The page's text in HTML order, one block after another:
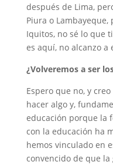
después de Lima,
Piura o
Iquitos, no sé lo que
es aquí, no alcanzo a
¿Volveremos a ser
Espero que no, y
hacer algo y,
educación porque la
con la educación ha
hemos vinculado en
convencido de que